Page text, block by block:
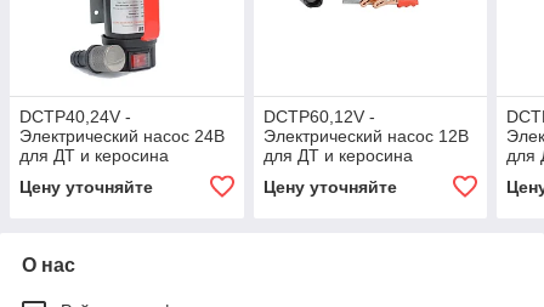
DCTP40,24V -
Электрический насос 24В
для ДТ и керосина
Цену уточняйте
DCTP60,12V -
Электрический насос 12В
для ДТ и керосина
Цену уточняйте
для
О нас